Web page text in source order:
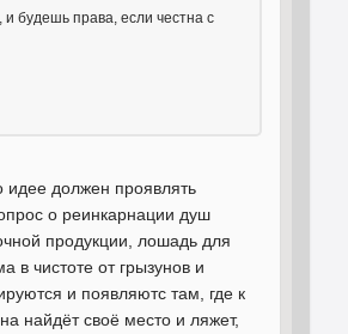
будешь права, если честна с
идее должен проявлять
о реинкарнации душ
продукции, лошадь для
в чистоте от грызунов и
и появляютс там, где к
найдёт своё место и ляжет,